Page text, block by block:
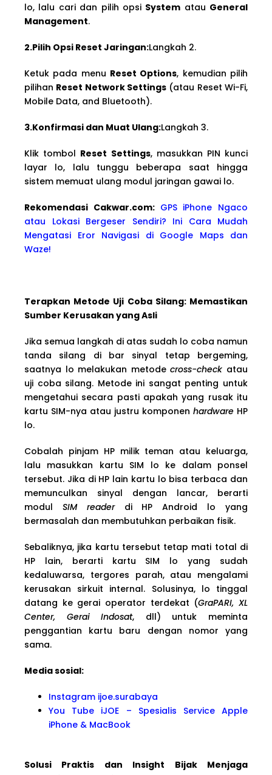
lo, lalu cari dan pilih opsi System atau General
Management.
2.Pilih Opsi Reset Jaringan:Langkah 2.
Ketuk pada menu Reset Options, kemudian pilih
pilihan Reset Network Settings (atau Reset Wi-Fi,
Mobile Data, and Bluetooth).
3.Konfirmasi dan Muat Ulang:Langkah 3.
Klik tombol Reset Settings, masukkan PIN kunci
layar lo, lalu tunggu beberapa saat hingga
sistem memuat ulang modul jaringan gawai lo.
Rekomendasi Cakwar.com: GPS iPhone Ngaco
atau Lokasi Bergeser Sendiri? Ini Cara Mudah
Mengatasi Eror Navigasi di Google Maps dan
Waze!
Terapkan Metode Uji Coba Silang: Memastikan
Sumber Kerusakan yang Asli
Jika semua langkah di atas sudah lo coba namun
tanda silang di bar sinyal tetap bergeming,
saatnya lo melakukan metodecross-check atau
uji coba silang. Metode ini sangat penting untuk
mengetahui secara pasti apakah yang rusak itu
kartu SIM-nya atau justru komponen hardware HP
lo.
Cobalah pinjam HP milik teman atau keluarga,
lalu masukkan kartu SIM lo ke dalam ponsel
tersebut. Jika di HP lain kartu lo bisa terbaca dan
memunculkan sinyal dengan lancar, berarti
modul SIM readerdi HP Android lo yang
bermasalah dan membutuhkan perbaikan fisik.
Sebaliknya, jika kartu tersebut tetap mati total di
HP lain, berarti kartu SIM lo yang sudah
kedaluwarsa, tergores parah, atau mengalami
kerusakan sirkuit internal. Solusinya, lo tinggal
datang ke gerai operator terdekat (GraPARI, XL
Center, Gerai Indosat, dll) untuk meminta
penggantian kartu baru dengan nomor yang
sama.
Media sosial:
Instagram ijoe.surabaya
You Tube iJOE – Spesialis Service Apple
iPhone & MacBook
Solusi Praktis dan Insight Bijak Menjaga